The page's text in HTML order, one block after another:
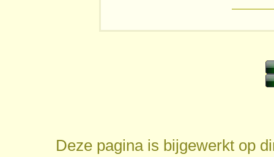
Deze pagina is bijgewerkt op